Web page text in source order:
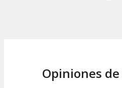
Opiniones